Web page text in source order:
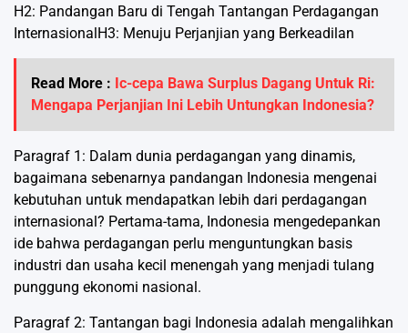
H2: Pandangan Baru di Tengah Tantangan Perdagangan
InternasionalH3: Menuju Perjanjian yang Berkeadilan
Read More : Ic-cepa Bawa Surplus Dagang Untuk Ri:
Mengapa Perjanjian Ini Lebih Untungkan Indonesia?
Paragraf 1: Dalam dunia perdagangan yang dinamis,
bagaimana sebenarnya pandangan Indonesia mengenai
kebutuhan untuk mendapatkan lebih dari perdagangan
internasional? Pertama-tama, Indonesia mengedepankan
ide bahwa perdagangan perlu menguntungkan basis
industri dan usaha kecil menengah yang menjadi tulang
punggung ekonomi nasional.
Paragraf 2: Tantangan bagi Indonesia adalah mengalihkan